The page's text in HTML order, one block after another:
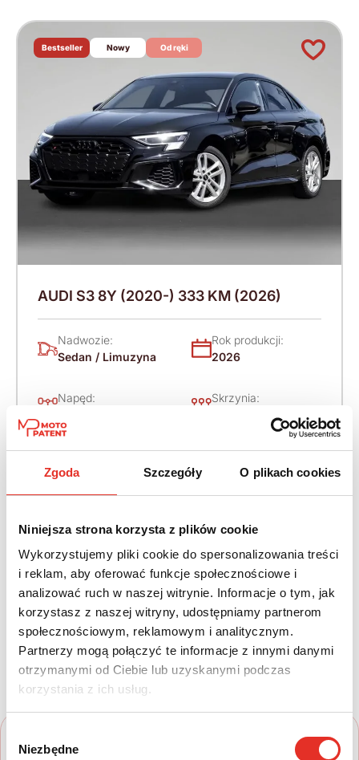
Zgoda Szczegóły O plikach cookies
Niniejsza strona korzysta z plików cookie
Wykorzystujemy pliki cookie do spersonalizowania treści
i reklam, aby oferować funkcje społecznościowe i
analizować ruch w naszej witrynie. Informacje o tym, jak
korzystasz z naszej witryny, udostępniamy partnerom
społecznościowym, reklamowym i analitycznym.
Partnerzy mogą połączyć te informacje z innymi danymi
otrzymanymi od Ciebie lub uzyskanymi podczas
korzystania z ich usług.
zgody
Niezbędne
Bestseller Nowy Od ręki
AUDI S3 8Y (2020-) 333 KM (2026)
Nadwozie:
Sedan / Limuzyna
Rok produkcji:
2026
Napęd:
Skrzynia:
Automatyczna
Paliwo:
Benzyna
Moc (KM):
2 499 zł
3 074 zł brutto / msc.
196 815 zł
Twój nowy samochód w kilku
prostych krokach